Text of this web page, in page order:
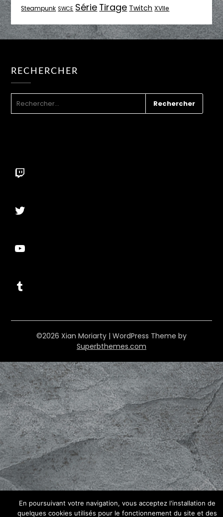
Steampunk SWCE Série Tirage Twitch XVIIe
RECHERCHER
Twitch
Twitter
YouTube
Tumblr
©2026 Xian Moriarty | WordPress Theme by
Superbthemes.com
En poursuivant votre navigation, vous acceptez l'installation de
quelques cookies utilisés pour le fonctionnement du site et des